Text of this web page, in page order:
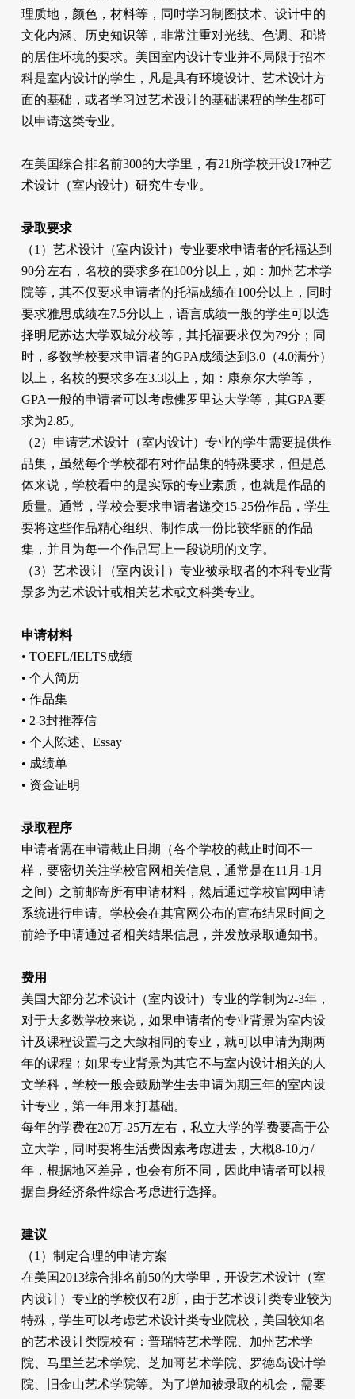
理质地，颜色，材料等，同时学习制图技术、设计中的
文化内涵、历史知识等，非常注重对光线、色调、和谐
的居住环境的要求。美国室内设计专业并不局限于招本
科是室内设计的学生，凡是具有环境设计、艺术设计方
面的基础，或者学习过艺术设计的基础课程的学生都可
以申请这类专业。
在美国综合排名前300的大学里，有21所学校开设17种艺
术设计（室内设计）研究生专业。
录取要求
（1）艺术设计（室内设计）专业要求申请者的托福达到
90分左右，名校的要求多在100分以上，如：加州艺术学
院等，其不仅要求申请者的托福成绩在100分以上，同时
要求雅思成绩在7.5分以上，语言成绩一般的学生可以选
择明尼苏达大学双城分校等，其托福要求仅为79分；同
时，多数学校要求申请者的GPA成绩达到3.0（4.0满分）
以上，名校的要求多在3.3以上，如：康奈尔大学等，
GPA一般的申请者可以考虑佛罗里达大学等，其GPA要
求为2.85。
（2）申请艺术设计（室内设计）专业的学生需要提供作
品集，虽然每个学校都有对作品集的特殊要求，但是总
体来说，学校看中的是实际的专业素质，也就是作品的
质量。通常，学校会要求申请者递交15-25份作品，学生
要将这些作品精心组织、制作成一份比较华丽的作品
集，并且为每一个作品写上一段说明的文字。
（3）艺术设计（室内设计）专业被录取者的本科专业背
景多为艺术设计或相关艺术或文科类专业。
申请材料
• TOEFL/IELTS成绩
• 个人简历
• 作品集
• 2-3封推荐信
• 个人陈述、Essay
• 成绩单
• 资金证明
录取程序
申请者需在申请截止日期（各个学校的截止时间不一
样，要密切关注学校官网相关信息，通常是在11月-1月
之间）之前邮寄所有申请材料，然后通过学校官网申请
系统进行申请。学校会在其官网公布的宣布结果时间之
前给予申请通过者相关结果信息，并发放录取通知书。
费用
美国大部分艺术设计（室内设计）专业的学制为2-3年，
对于大多数学校来说，如果申请者的专业背景为室内设
计及课程设置与之大致相同的专业，就可以申请为期两
年的课程；如果专业背景为其它不与室内设计相关的人
文学科，学校一般会鼓励学生去申请为期三年的室内设
计专业，第一年用来打基础。
每年的学费在20万-25万左右，私立大学的学费要高于公
立大学，同时要将生活费因素考虑进去，大概8-10万/
年，根据地区差异，也会有所不同，因此申请者可以根
据自身经济条件综合考虑进行选择。
建议
（1）制定合理的申请方案
在美国2013综合排名前50的大学里，开设艺术设计（室
内设计）专业的学校仅有2所，由于艺术设计类专业较为
特殊，学生可以考虑艺术设计类专业院校，美国较知名
的艺术设计类院校有：普瑞特艺术学院、加州艺术学
院、马里兰艺术学院、芝加哥艺术学院、罗德岛设计学
院、旧金山艺术学院等。为了增加被录取的机会，需要